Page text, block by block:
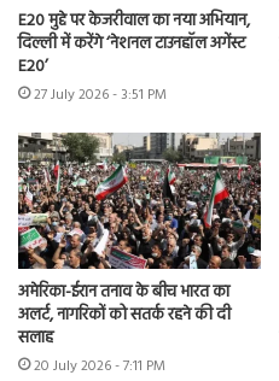
E20 मुद्दे पर केजरीवाल का नया अभियान,
दिल्ली में करेंगे ‘नेशनल टाउनहॉल अगेंस्ट
E20’
27 July 2026 - 3:51 PM
अमेरिका-ईरान तनाव के बीच भारत का
अलर्ट, नागरिकों को सतर्क रहने की दी
सलाह
20 July 2026 - 7:11 PM